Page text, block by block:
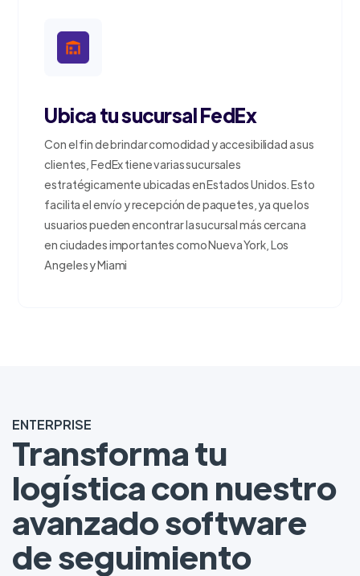
Ubica tu sucursal FedEx
Con el fin de brindar comodidad y accesibilidad a sus
clientes, FedEx tiene varias sucursales
estratégicamente ubicadas en Estados Unidos. Esto
facilita el envío y recepción de paquetes, ya que los
usuarios pueden encontrar la sucursal más cercana
en ciudades importantes como Nueva York, Los
Angeles y Miami
ENTERPRISE
Transforma tu
logística con nuestro
avanzado software
de seguimiento